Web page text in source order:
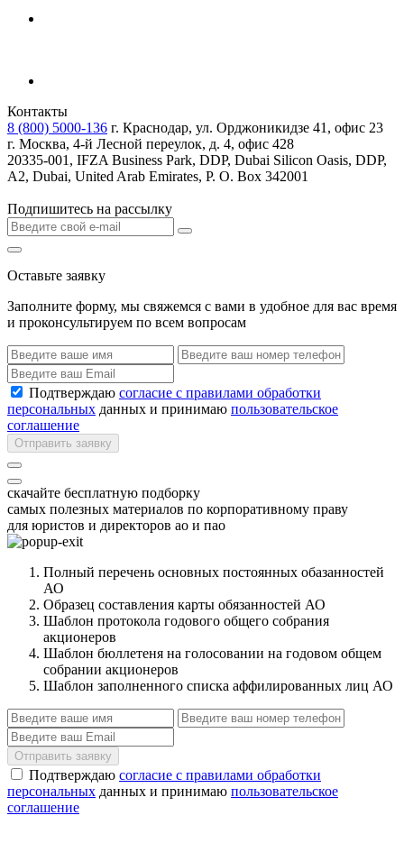
Контакты
8 (800) 5000-136 г. Краснодар, ул. Орджоникидзе 41, офис 23
г. Москва, 4-й Лесной переулок, д. 4, офис 428
20335-001, IFZA Business Park, DDP, Dubai Silicon Oasis, DDP,
A2, Dubai, United Arab Emirates, P. O. Box 342001
Подпишитесь на рассылку
Оставьте заявку
Заполните форму, мы свяжемся с вами в удобное для вас время
и проконсультируем по всем вопросам
Подтверждаю согласие с правилами обработки
персональных данных и принимаю пользовательское
соглашение
Отправить заявку
скачайте бесплатную подборку
самых полезных материалов по корпоративному праву
для юристов и директоров ао и пао
Полный перечень основных постоянных обазанностей
АО
Образец составления карты обязанностей АО
Шаблон протокола годового общего собрания
акционеров
Шаблон бюллетеня на голосовании на годовом общем
собрании акционеров
Шаблон заполненного списка аффилированных лиц АО
Отправить заявку
Подтверждаю согласие с правилами обработки
персональных данных и принимаю пользовательское
соглашение